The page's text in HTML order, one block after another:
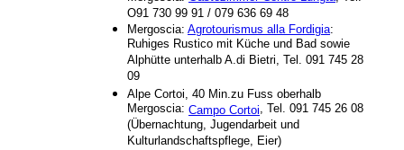
O91 730 99 91 / 079 636 69 48
Mergoscia: Agrotourismus alla Fordigia:
Ruhiges Rustico mit Küche und Bad sowie
Alphütte unterhalb A.di Bietri, Tel. 091 745 28
09
Alpe Cortoi, 40 Min.zu Fuss oberhalb
Mergoscia: Campo Cortoi, Tel. 091 745 26 08
(Übernachtung, Jugendarbeit und
Kulturlandschaftspflege, Eier)